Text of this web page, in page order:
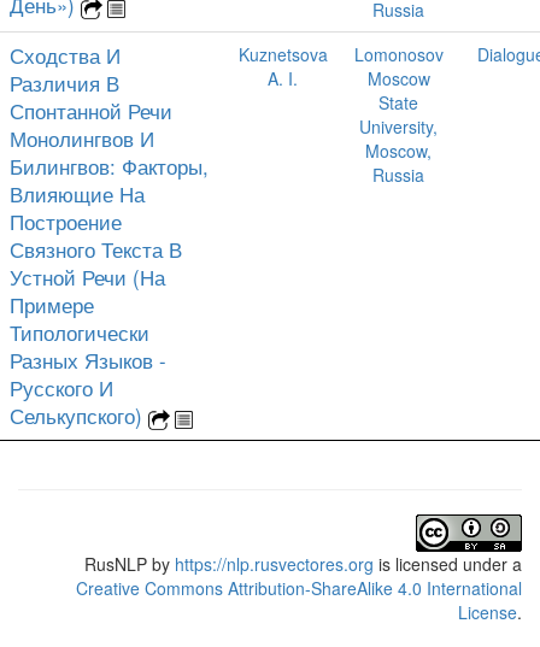
Russia
Сходства И
Различия В
Спонтанной Речи
Монолингвов И
Билингвов: Факторы,
Влияющие На
Построение
Связного Текста В
Устной Речи (На
Примере
Типологически
Разных Языков -
Русского И
Селькупского)
Kuznetsova
A. I.
Lomonosov
Moscow
State
University,
Moscow,
Russia
RusNLP by https://nlp.rusvectores.org is licensed under a
Creative Commons Attribution-ShareAlike 4.0 International
License.